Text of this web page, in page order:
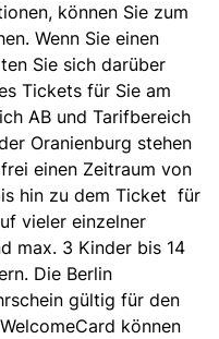
können Sie zum
Wenn Sie einen
Sie sich darüber
Tickets für Sie am
AB und Tarifbereich
Oranienburg stehen
einen Zeitraum von
hin zu dem Ticket für
vieler einzelner
max. 3 Kinder bis 14
Die Berlin
gültig für den
können